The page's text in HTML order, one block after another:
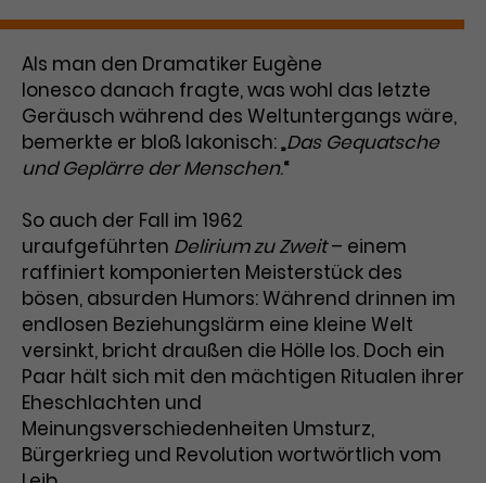
und es wird Zugang zu
geschützten Bereichen gewährt.
Name cookie_optin
Laufzeit 1 Monat
Zweck
Enthält die gewählten Tracking-
Optin-Einstellungen.
Dieses Cookie wird von Google
Analytics installiert. Das Cookie
wird verwendet, um
Besucher*innen-, Sitzungs- und
den Analysebericht der Website zu
verfolgen. Die Cookies speichern
Informationen anonym und weisen
eine zufallsgenerierte Nummer zu,
um Besuche zu erkennen.
Name _gid
Marketing
Diese Gruppe beinhaltet alle Scripte, die es uns
ermöglichen die Leistung unserer
Werbekampagnen zu analysieren und
Conversions zu messen. Außerdem helfen sie
uns dabei Werbeanzeigen und Inhalte besser auf
die Interessen unserer Nutzer abzustimmen.
Name
Anbieter Google Ads
Laufzeit 3 Monate
Zweck
Wird von Google verwendet, um
die Effizienz von Werbeanzeigen zu
messen und Conversions zu
speichern. Dieses Cookie hilft dabei
nachzuvollziehen, ob Nutzer über
Google-Anzeigen auf unsere
Website gelangt sind.
Cookie-Informationen
Als man den Dramatiker Eugène
Ionesco danach fragte, was wohl das letzte
Geräusch während des Weltuntergangs wäre,
bemerkte er bloß lakonisch: „Das Gequatsche
und Geplärre der Menschen.“
So auch der Fall im 1962
uraufgeführten Delirium zu Zweit– einem
raffiniert komponierten Meisterstück des
bösen, absurden Humors: Während drinnen im
endlosen Beziehungslärm eine kleine Welt
versinkt, bricht draußen die Hölle los. Doch ein
Paar hält sich mit den mächtigen Ritualen ihrer
Eheschlachten und
Meinungsverschiedenheiten Umsturz,
Bürgerkrieg und Revolution wortwörtlich vom